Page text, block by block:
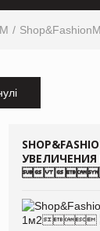
 